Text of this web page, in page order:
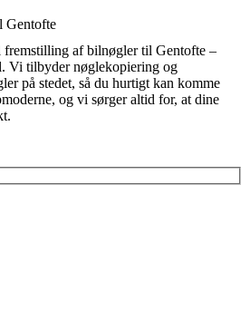
Gentofte
fremstilling af bilnøgler til Gentofte –
Vi tilbyder nøglekopiering og
på stedet, så du hurtigt kan komme
og vi sørger altid for, at dine